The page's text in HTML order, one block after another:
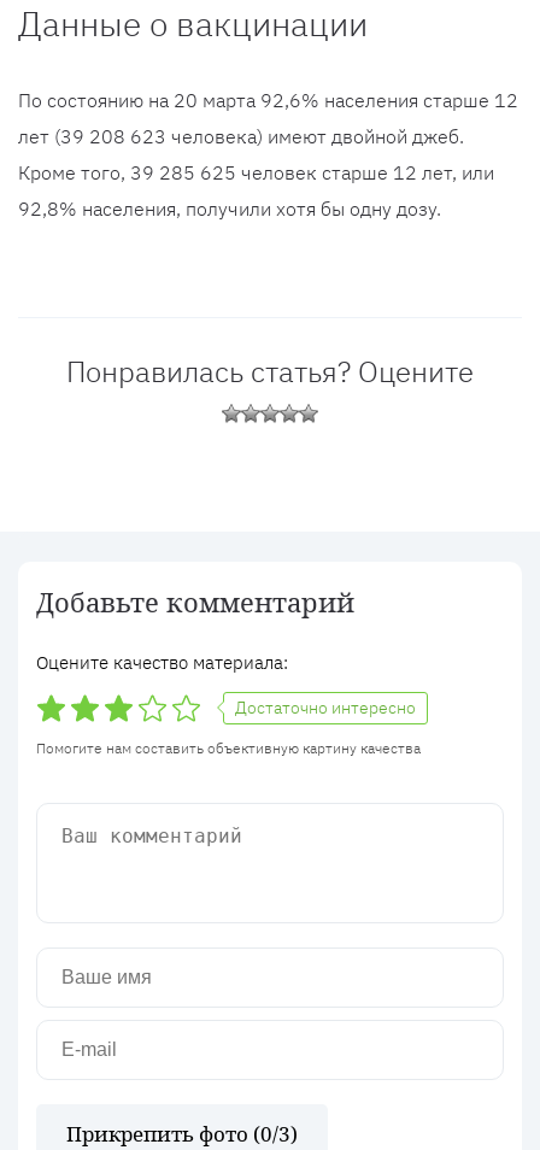
Данные о вакцинации
По состоянию на 20 марта 92,6% населения старше 12
лет (39 208 623 человека) имеют двойной джеб.
Кроме того, 39 285 625 человек старше 12 лет, или
92,8% населения, получили хотя бы одну дозу.
Понравилась статья? Оцените
Добавьте комментарий
Оцените качество материала:
Достаточно интересно
Помогите нам составить объективную картину качества
Прикрепить фото (0/3)